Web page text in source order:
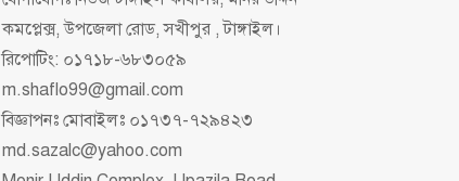
কমপ্লেক্স, উপজেলা রোড, সখীপুর , টাঙ্গাইল।
রিপোটিং: ০১৭১৮-৬৮৩০৫৯
m.shaflo99@gmail.com
বিজ্ঞাপনঃ মোবাইলঃ ০১৭৩৭-৭২৯৪২৩
md.sazalc@yahoo.com